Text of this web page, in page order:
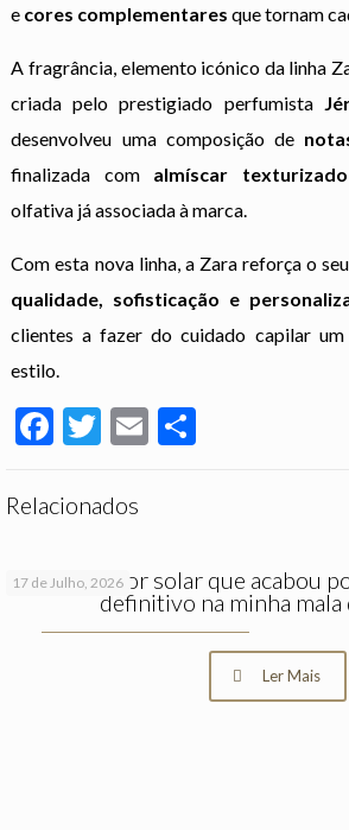
e cores complementares que tornam
A fragrância, elemento icónico da linha
criada pelo prestigiado perfumista
desenvolveu uma composição de
finalizada com almíscar texturizado
olfativa já associada à marca.
Com esta nova linha, a Zara reforça o
qualidade, sofisticação e
clientes a fazer do cuidado capilar
estilo.
Facebook
Twitter
Email
Relacionados
17 de Julho, 2026
O protetor solar que acabou
definitivo na minha mala
Ler Mais